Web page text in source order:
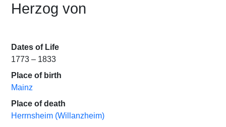
Herzog von
Dates of Life
1773 – 1833
Place of birth
Mainz
Place of death
Herrnsheim (Willanzheim)